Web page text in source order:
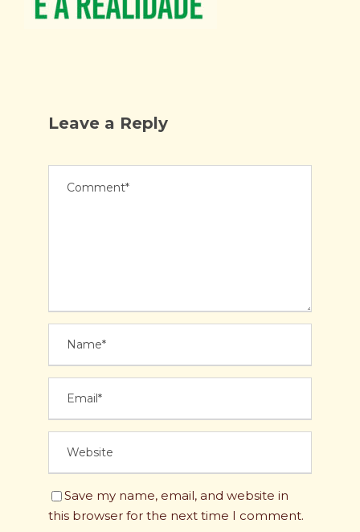
Leave a Reply
Save my name, email, and website in
this browser for the next time I comment.